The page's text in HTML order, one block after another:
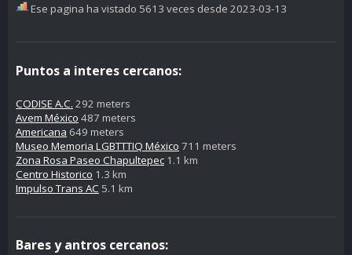
Ese pagina ha vistado 5613 veces desde 2023-03-13
Puntos a interes cercanos:
CODISE A.C. 292 meters
Avem México 487 meters
Americana 649 meters
Museo Memoria LGBTTTIQ México 711 meters
Zona Rosa Paseo Chapultepec 1.1 km
Centro Historico 1.3 km
Impulso Trans AC 5.1 km
Bares y antros cercanos: